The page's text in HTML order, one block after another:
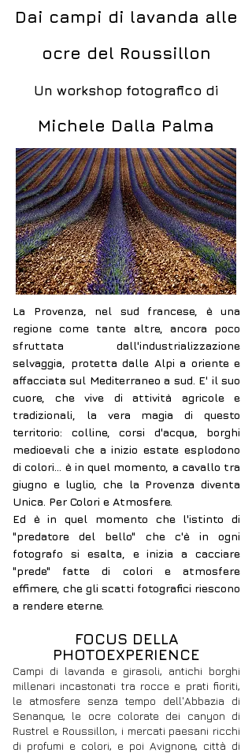
Dai campi di lavanda alle
ocre del Roussillon
Un workshop fotografico di
Michele Dalla Palma
La Provenza, nel sud francese, è una
regione come tante altre, ancora poco
sfruttata dall'industrializzazione
selvaggia, protetta dalle Alpi a oriente e
affacciata sul Mediterraneo a sud. E' il suo
cuore, che vive di attività agricole e
tradizionali, la vera magia di questo
territorio: colline, corsi d'acqua, borghi
medioevali che a inizio estate esplodono
di colori... è in quel momento, a cavallo tra
giugno e luglio, che la Provenza diventa
Unica. Per Colori e Atmosfere.
Ed è in quel momento che l'istinto di
"predatore del bello" che c'è in ogni
fotografo si esalta, e inizia a cacciare
"prede" fatte di colori e atmosfere
effimere, che gli scatti fotografici riescono
a rendere eterne.
FOCUS DELLA
PHOTOEXPERIENCE
Campi di lavanda e girasoli, antichi borghi
millenari incastonati tra rocce e prati fioriti,
le atmosfere senza tempo dell'Abbazia di
Senanque, le ocre colorate dei canyon di
Rustrel e Roussillon, i mercati paesani ricchi
di profumi e colori, e poi Avignone, città di